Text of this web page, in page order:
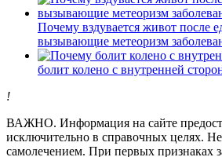
Почему вздувается живот после
вызывающие метеоризм
болит колено с внутренней
!
ВАЖНО. Информация на сайте
исключительно в справочных целях.
самолечением. При первых признаках